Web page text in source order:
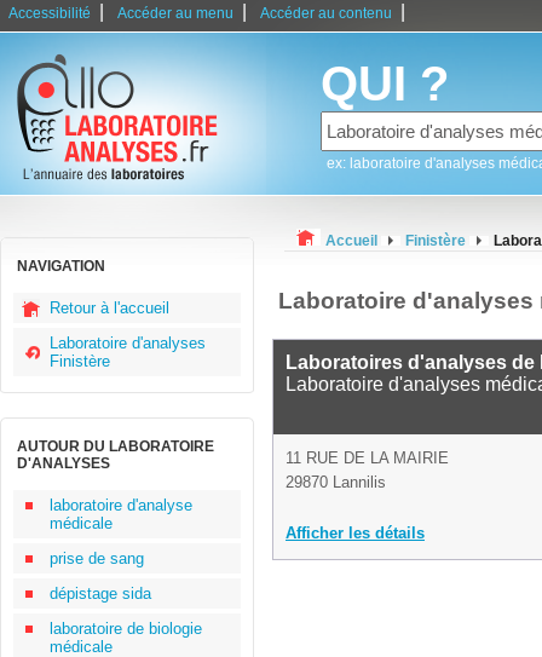
Accessibilité Accéder au menu Accéder au contenu
QUI ?
ex: laboratoire d'analyses
NAVIGATION
Retour à l'accueil
Laboratoire d'analyses
Finistère
AUTOUR DU LABORATOIRE
D'ANALYSES
laboratoire d'analyse
médicale
prise de sang
dépistage sida
laboratoire de biologie
médicale
Accueil Finistère
Laboratoire
Laboratoires d'analyses
Laboratoire d'analyses
11 RUE DE LA MAIRIE
29870 Lannilis
Afficher les détails